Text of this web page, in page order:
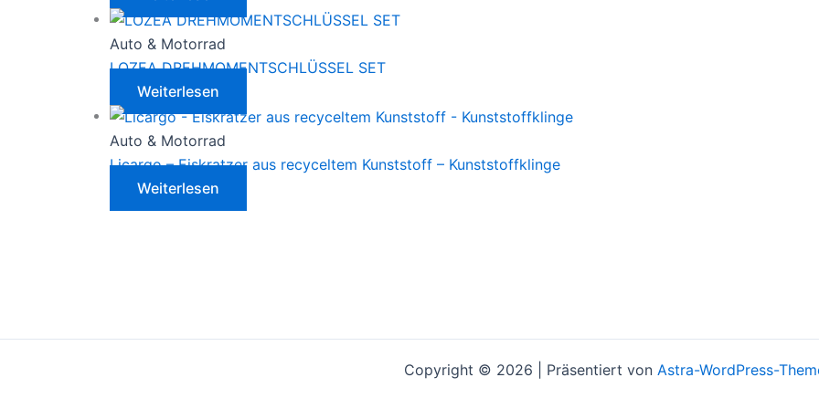
Auto & Motorrad
LOZEA DREHMOMENTSCHLÜSSEL SET
Weiterlesen
Auto & Motorrad
Licargo – Eiskratzer aus recyceltem Kunststoff – Kunststoffklinge
Weiterlesen
Copyright © 2026 | Präsentiert von Astra-WordPress-